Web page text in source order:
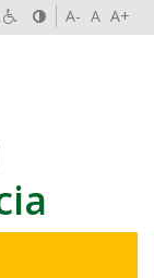
A- A A+